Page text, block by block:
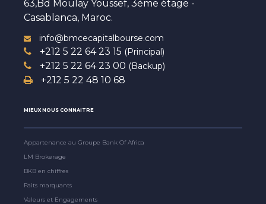
63,Bd Moulay Youssef, 3ème étage -
Casablanca, Maroc.
info@bmcecapitalbourse.com
+212 5 22 64 23 15 (Principal)
+212 5 22 64 23 00 (Backup)
+212 5 22 48 10 68
MIEUX NOUS CONNAITRE
Appartenance au Groupe Bank Of Africa
LM Brokerage
BKB en chiffres
Faits marquants
Valeurs et Engagements